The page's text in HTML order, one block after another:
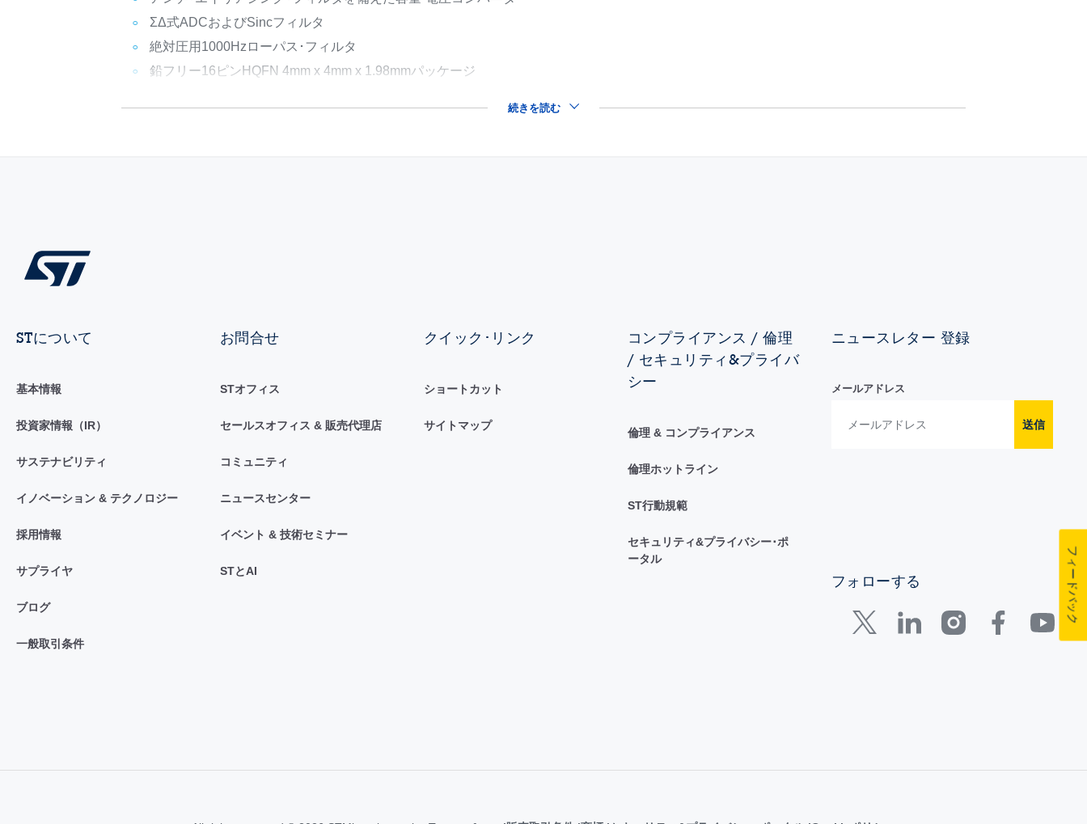
ΣΔ式ADCおよびSincフィルタ
絶対圧用1000Hzローパス･フィルタ
鉛フリー16ピンHQFN 4mm x 4mm x 1.98mmパッケージ
続きを読む
STについて
基本情報
投資家情報（IR）
サステナビリティ
イノベーション & テクノロジー
採用情報
サプライヤ
ブログ
一般取引条件
お問合せ
STオフィス
セールスオフィス & 販売代理店
コミュニティ
ニュースセンター
イベント & 技術セミナー
STとAI
クイック･リンク
ショートカット
サイトマップ
コンプライアンス / 倫理
/ セキュリティ&プライバ
シー
倫理 & コンプライアンス
倫理ホットライン
ST行動規範
セキュリティ&プライバシー･ポ
ータル
ニュースレター 登録
メールアドレス
送信
フォローする フィードバック